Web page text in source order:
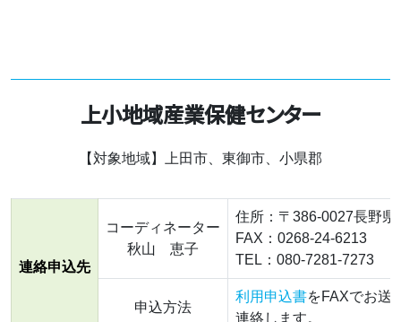
上小地域産業保健センター
【対象地域】上田市、東御市、小県郡
連絡申込先
コーディネーター
秋山 恵子
住所：〒386-0027長野
FAX：0268-24-6213
TEL：080-7281-7273
申込方法
利用申込書をFAXでお送
連絡します。